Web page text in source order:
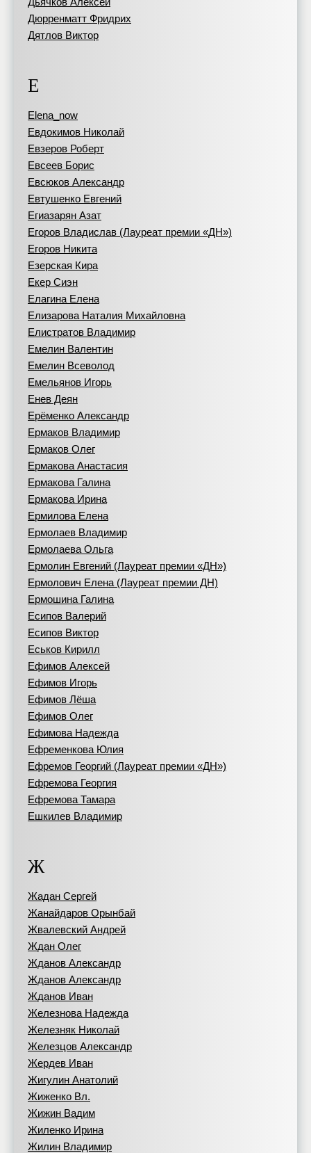
Дюрренматт Фридрих
Дятлов Виктор
Е
Elena_now
Евдокимов Николай
Евзеров Роберт
Евсеев Борис
Евсюков Александр
Евтушенко Евгений
Егиазарян Азат
Егоров Владислав (Лауреат премии «ДН»)
Егоров Никита
Езерская Кира
Екер Сиэн
Елагина Елена
Елизарова Наталия Михайловна
Елистратов Владимир
Емелин Валентин
Емелин Всеволод
Емельянов Игорь
Енев Деян
Ерёменко Александр
Ермаков Владимир
Ермаков Олег
Ермакова Анастасия
Ермакова Галина
Ермакова Ирина
Ермилова Елена
Ермолаев Владимир
Ермолаева Ольга
Ермолин Евгений (Лауреат премии «ДН»)
Ермолович Елена (Лауреат премии ДН)
Ермошина Галина
Есипов Валерий
Есипов Виктор
Еськов Кирилл
Ефимов Алексей
Ефимов Игорь
Ефимов Лёша
Ефимов Олег
Ефимова Надежда
Ефременкова Юлия
Ефремов Георгий (Лауреат премии «ДН»)
Ефремова Георгия
Ефремова Тамара
Ешкилев Владимир
Ж
Жадан Сергей
Жанайдаров Орынбай
Жвалевский Андрей
Ждан Олег
Жданов Александр
Жданов Александр
Жданов Иван
Железнова Надежда
Железняк Николай
Железцов Александр
Жердев Иван
Жигулин Анатолий
Жиженко Вл.
Жижин Вадим
Жиленко Ирина
Жилин Владимир